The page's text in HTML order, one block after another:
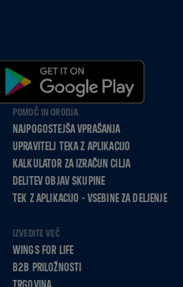
POMOČ IN ORODJA
NAJPOGOSTEJŠA VPRAŠANJA
UPRAVITELJ TEKA Z APLIKACIJO
KALKULATOR ZA IZRAČUN CILJA
DELITEV OBJAV SKUPINE
TEK Z APLIKACIJO - VSEBINE ZA DELJENJE
IZVEDITE VEČ
WINGS FOR LIFE
B2B PRILOŽNOSTI